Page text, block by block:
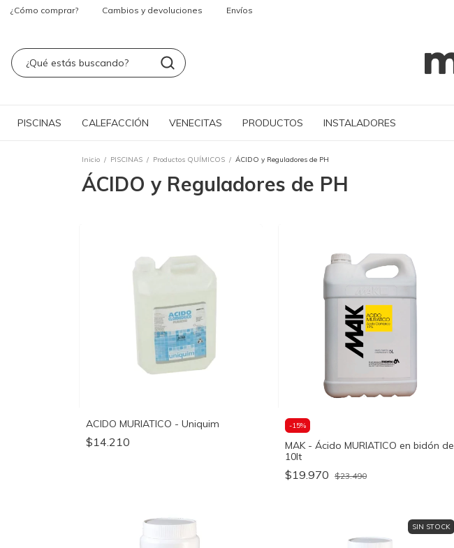
¿Cómo comprar? Cambios y devoluciones Envíos
PISCINAS CALEFACCIÓN VENECITAS PRODUCTOS INSTALADORES
Inicio / PISCINAS / Productos QUÍMICOS / ÁCIDO y Reguladores de PH
ÁCIDO y Reguladores de PH
ACIDO MURIATICO - Uniquim
$14.210
-15%
MAK - Ácido MURIATICO en bidón de
10lt
$19.970 $23.490
SIN STOCK